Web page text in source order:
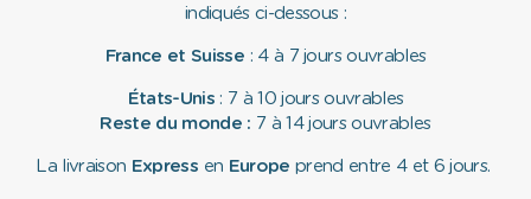
indiqués ci-dessous :
France et Suisse : 4 à 7 jours ouvrables
États-Unis : 7 à 10 jours ouvrables
Reste du monde : 7 à 14 jours ouvrables
La livraison Express en Europe prend entre 4 et 6 jours.